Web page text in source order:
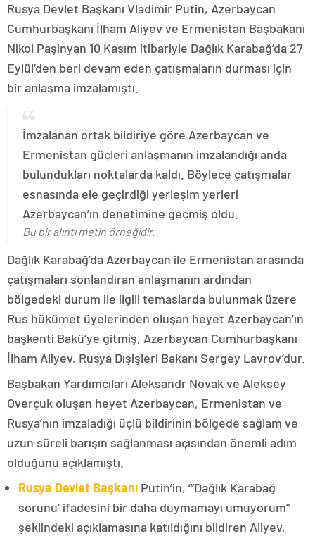
Rusya Devlet Başkanı Vladimir Putin, Azerbaycan
Cumhurbaşkanı İlham Aliyev ve Ermenistan Başbakanı
Nikol Paşinyan 10 Kasım itibariyle Dağlık Karabağ’da 27
Eylül’den beri devam eden çatışmaların durması için
bir anlaşma imzalamıştı.
İmzalanan ortak bildiriye göre Azerbaycan ve
Ermenistan güçleri anlaşmanın imzalandığı anda
bulundukları noktalarda kaldı. Böylece çatışmalar
esnasında ele geçirdiği yerleşim yerleri
Azerbaycan’ın denetimine geçmiş oldu.
Bu bir alıntı metin örneğidir.
Dağlık Karabağ’da Azerbaycan ile Ermenistan arasında
çatışmaları sonlandıran anlaşmanın ardından
bölgedeki durum ile ilgili temaslarda bulunmak üzere
Rus hükümet üyelerinden oluşan heyet Azerbaycan’ın
başkenti Bakü’ye gitmiş, Azerbaycan Cumhurbaşkanı
İlham Aliyev, Rusya Dışişleri Bakanı Sergey Lavrov’dur.
Başbakan Yardımcıları Aleksandr Novak ve Aleksey
Overçuk oluşan heyet Azerbaycan, Ermenistan ve
Rusya’nın imzaladığı üçlü bildirinin bölgede sağlam ve
uzun süreli barışın sağlanması açısından önemli adım
olduğunu açıklamıştı.
Rusya Devlet Başkanı Putin’in, “‘Dağlık Karabağ
sorunu’ ifadesini bir daha duymamayı umuyorum”
şeklindeki açıklamasına katıldığını bildiren Aliyev,